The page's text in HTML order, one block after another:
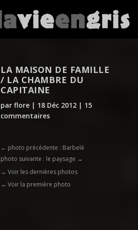
LA MAISON DE FAMILLE
/ LA CHAMBRE DU
CAPITAINE
par flore | 18 Déc 2012 | 15
commentaires
← photo précédente : Barbelé
photo suivante : le paysage →
→ Voir les dernières photos
→ Voir la première photo